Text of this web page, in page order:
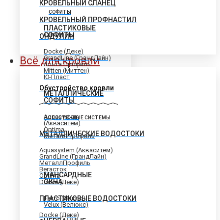
СОФИТЫ
ПЛАСТИКОВЫЕ
СОФИТЫ
Docke (Деке)
GrandLine (ГрандЛайн)
Альта Профиль
Mitten (Миттен)
Ю-Пласт
МЕТАЛЛИЧЕСКИЕ
СОФИТЫ
Aquasystem
(Акваситем)
Optima
МеталлПрофиль
МАНСАРДНЫЕ
ОКНА
Fakro (Факро)
Velux (Велюкс)
КРОВЕЛЬНЫЙ СЛАНЕЦ
КРОВЕЛЬНЫЙ ПРОФНАСТИЛ
ОНДУЛИН
Всё для кровли
Обустройство кровли
ВОДОСТОЧНЫЕ СИСТЕМЫ
МЕТАЛЛИЧЕСКИЕ ВОДОСТОКИ
Aquasystem (Акваситем)
GrandLine (ГрандЛайн)
МеталлПрофиль
Вегасток
Optima
Docke (Деке)
ПЛАСТИКОВЫЕ ВОДОСТОКИ
Docke (Деке)